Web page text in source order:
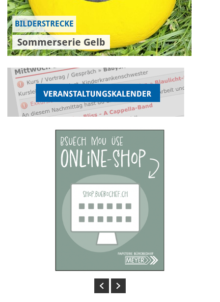
BILDERSTRECKE
Sommerserie Gelb
Previous
Next